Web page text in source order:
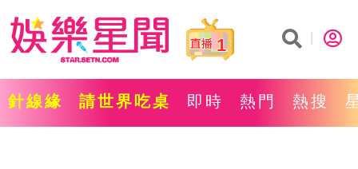
1
針線緣 請世界吃桌 即時 熱門 熱搜